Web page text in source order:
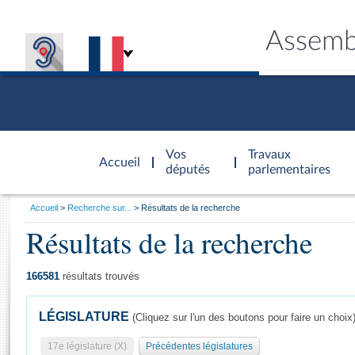
Accueil
d'accueil
Vos
députés
Travaux
parlementaires
Général
Vous
Accueil Recherche sur... Résultats de la recherche
Résultats de la recherche
166581 résultats trouvés
LÉGISLATURE (Cliquez sur l'un des boutons pour faire un choix)
17e législature (X) Précédentes législatures